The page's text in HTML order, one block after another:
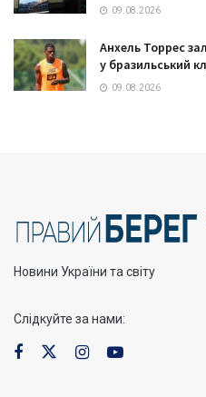
09.08.2026
Анхель Торрес
у бразильський
09.08.2026
Новини України та світу
Слідкуйте за нами: